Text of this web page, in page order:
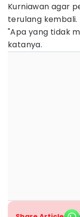
Kurniawan agar
terulang kembali.
"Apa yang tidak
katanya.